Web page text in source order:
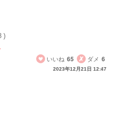
)
いいね 65 ダメ 6
2023年12月21日 12:47